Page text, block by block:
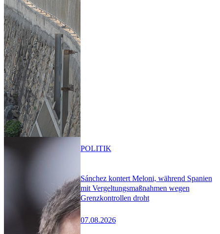
Sánchez kontert Meloni, während Spanien
mit Vergeltungsmaßnahmen wegen
Grenzkontrollen droht
07.08.2026
POLITIK